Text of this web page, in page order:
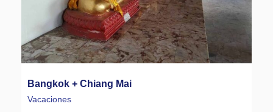
Bangkok + Chiang Mai
Vacaciones